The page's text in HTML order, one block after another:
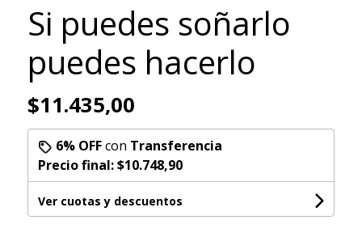
Si puedes soñarlo
puedes hacerlo
$11.435,00
6% OFFcon Transferencia
Precio final:$10.748,90
Ver cuotas y descuentos